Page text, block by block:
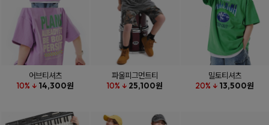
어브티셔츠
10% ↓ 14,300원
파울피그먼트티
10% ↓ 25,100원
밀토티셔츠
20% ↓ 13,500원